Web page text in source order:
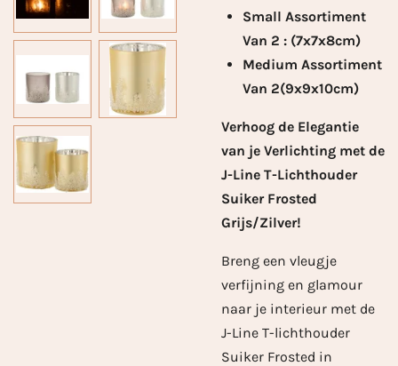
Small Assortiment
Van 2 : (7x7x8cm)
Medium Assortiment
Van 2(9x9x10cm)
Verhoog de Elegantie
van je Verlichting met de
J-Line T-Lichthouder
Suiker Frosted
Grijs/Zilver!
Breng een vleugje
verfijning en glamour
naar je interieur met de
J-Line T-lichthouder
Suiker Frosted in